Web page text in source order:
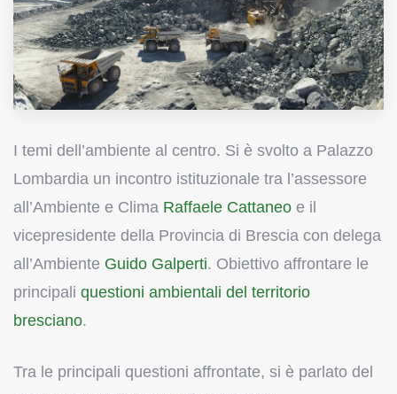
www.viveremilano.info
Fondato e diretto da Enzo De
Bernardis
EDB edizioni - Via Brivio angolo C.
I temi dell’ambiente al centro. Si è svolto a Palazzo
Lombardia un incontro istituzionale tra l’assessore
all’Ambiente e Clima Raffaele Cattaneo e il
vicepresidente della Provincia di Brescia con delega
all’Ambiente Guido Galperti. Obiettivo affrontare le
principali questioni ambientali del territorio
bresciano.
Tra le principali questioni affrontate, si è parlato del